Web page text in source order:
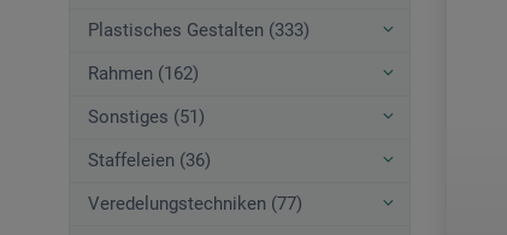
Plastisches Gestalten (333)
Rahmen (162)
Sonstiges (51)
Staffeleien (36)
Veredelungstechniken (77)